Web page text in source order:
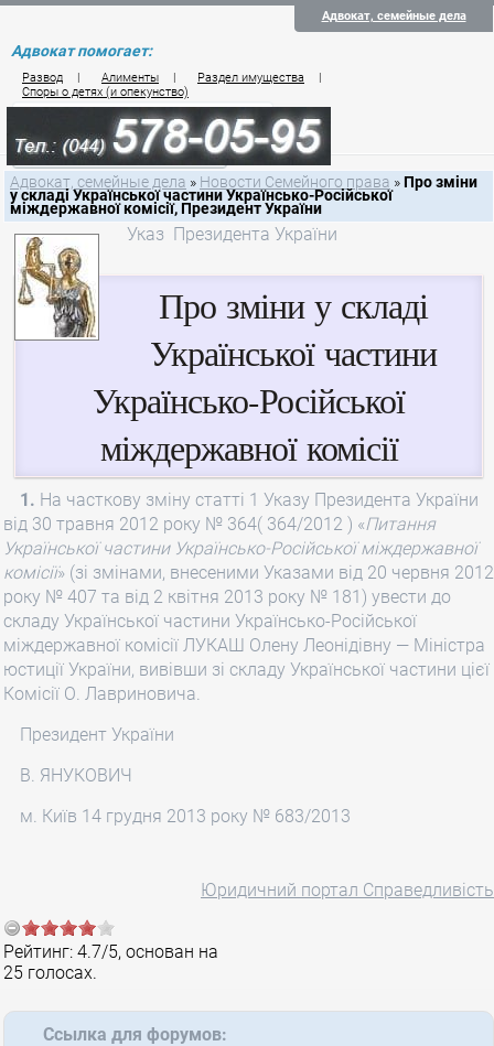
Адвокат, семейные дела
Адвокат помогает:
Развод | Алименты | Раздел имущества
|
Споры о детях (и опекунство)
Цены на услуги по семейному праву
Контакты семейного юриста
Адвокат, семейные дела » Новости Семейного права » Про зміни
у складі Української частини Українсько-Російської
міждержавної комісії, Президент України
Указ Президента України
Про зміни у складі
Української частини
Українсько-Російської
міждержавної комісії
1. На часткову зміну статті 1 Указу Президента України
від 30 травня 2012 року № 364( 364/2012 ) «Питання
Української частини Українсько-Російської міждержавної
комісії» (зі змінами, внесеними Указами від 20 червня 2012
року № 407 та від 2 квітня 2013 року № 181) увести до
складу Української частини Українсько-Російської
міждержавної комісії ЛУКАШ Олену Леонідівну — Міністра
юстиції України, вивівши зі складу Української частини цієї
Комісії О. Лавриновича.
Президент України
В. ЯНУКОВИЧ
м. Київ 14 грудня 2013 року № 683/2013
Юридичний портал Справедливість
Рейтинг: 4.7/5, основан на
25 голосах.
Ссылка для форумов: